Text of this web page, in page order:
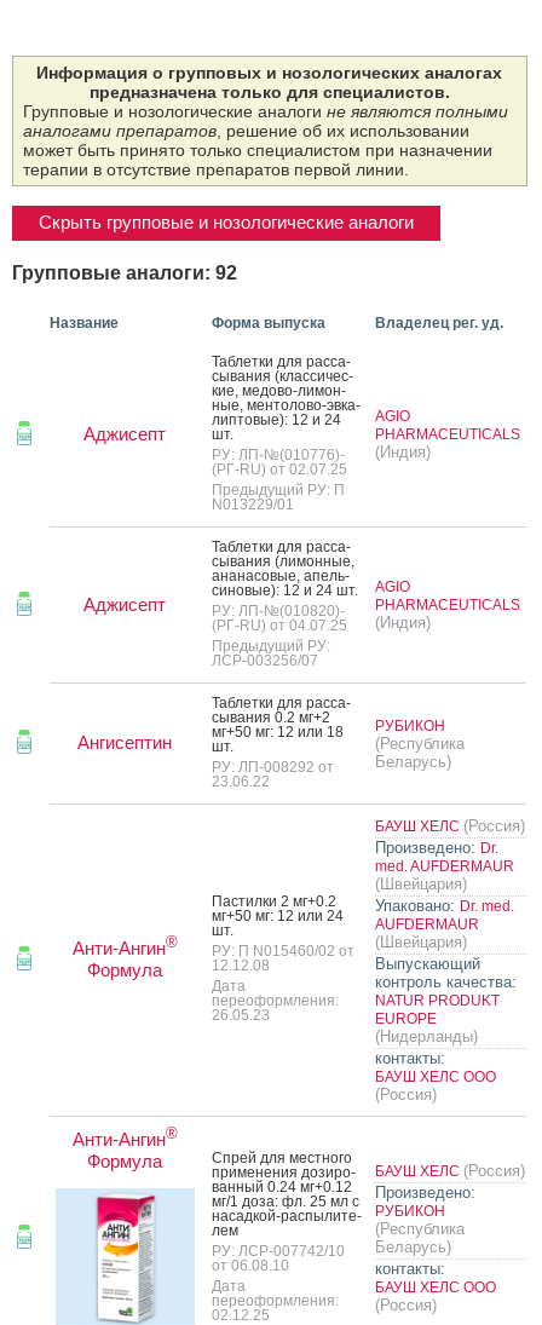
Информация о групповых и нозологических аналогах
предназначена только для специалистов.
Групповые и нозологические аналоги не являются полными
аналогами препаратов, решение об их использовании
может быть принято только специалистом при назначении
терапии в отсутствие препаратов первой линии.
Скрыть групповые и нозологические аналоги
Групповые аналоги: 92
Название Форма выпуска Владелец рег. уд.
Аджисепт
Таб­летки для рас­са­
сыва­ния (клас­си­чес­
кие, ме­дово-ли­мон­
ные, мен­то­лово-эв­ка­
лип­то­вые): 12 и 24
шт.
РУ: ЛП-№(010776)-
(РГ-RU) от 02.07.25
Предыдущий РУ: П
N013229/01
AGIO
PHARMACEUTICALS
(Индия)
Аджисепт
Таб­летки для рас­са­
сыва­ния (ли­мон­ные,
ана­насо­вые, апель­
си­новые): 12 и 24 шт.
РУ: ЛП-№(010820)-
(РГ-RU) от 04.07.25
Предыдущий РУ:
ЛСР-003256/07
AGIO
PHARMACEUTICALS
(Индия)
Ангисептин
Таб­летки для рас­са­
сыва­ния 0.2 мг+2
мг+50 мг: 12 или 18
шт.
РУ: ЛП-008292 от
23.06.22
РУБИКОН
(Республика
Беларусь)
Анти-Ангин®
Формула
Пас­тилки 2 мг+0.2
мг+50 мг: 12 или 24
шт.
РУ: П N015460/02 от
12.12.08
Дата
переоформления:
26.05.23
БАУШ ХЕЛС (Россия)
Произведено: Dr.
med. AUFDERMAUR
(Швейцария)
Упаковано: Dr. med.
AUFDERMAUR
(Швейцария)
Выпускающий
контроль качества:
NATUR PRODUKT
EUROPE
(Нидерланды)
контакты:
БАУШ ХЕЛС ООО
(Россия)
Анти-Ангин®
Формула
Спрей для мес­тно­го
при­мене­ния до­зиро­
ван­ный 0.24 мг+0.12
мг/1 до­за: фл. 25 мл с
на­сад­кой-рас­пы­лите­
лем
РУ: ЛСР-007742/10
от 06.08.10
Дата
переоформления:
02.12.25
БАУШ ХЕЛС (Россия)
Произведено:
РУБИКОН
(Республика
Беларусь)
контакты:
БАУШ ХЕЛС ООО
(Россия)